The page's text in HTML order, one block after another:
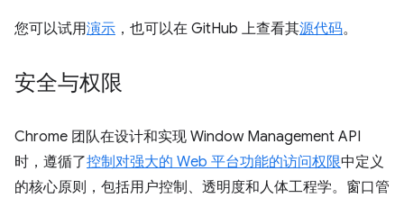
您可以试用演示 ，也可以在 GitHub 上查看其源代码。
安全与权限
Chrome 团队在设计和实现 Window Management API
时，遵循了控制对强大的 Web 平台功能的访问权限中定义
的核心原则，包括用户控制、透明度和人体工程学。窗口管